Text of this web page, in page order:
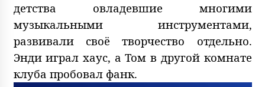
детства овладевшие многими
музыкальными инструментами,
развивали своё творчество отдельно.
Энди играл хаус, а Том в другой комнате
клуба пробовал фанк.